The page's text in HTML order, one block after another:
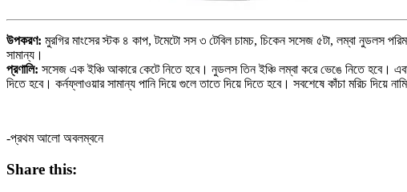
উপকরণ: মুরগির মাংসের স্টক ৪ কাপ, টমেটো সস ৩ টেবিল চামচ, চিকেন সসেজ ৫টা, লম্বা নুডলস
সামান্য।
প্রণালি: সসেজ এক ইঞ্চি আকারে কেটে নিতে হবে। নুডলস তিন ইঞ্চি লম্বা করে ভেঙে নিতে হবে।
দিতে হবে। কর্নফ্লাওয়ার সামান্য পানি দিয়ে গুলে তাতে দিয়ে দিতে হবে। সবশেষে কাঁচা মরিচ দিয়ে
-প্রথম আলো অবলম্বনে
Share this: